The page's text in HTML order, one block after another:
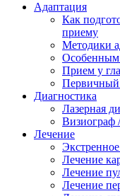
Адаптация
Как
приему
Методики
Особенным
Прием у
Первичный
Диагностика
Лазерная
Визиограф
Лечение
Лечение
Лечение
Лечение